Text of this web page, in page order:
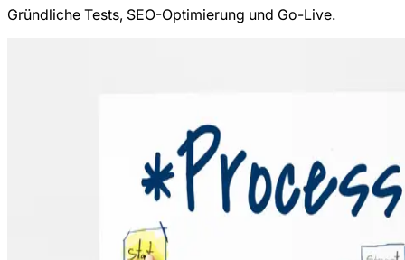
Gründliche Tests, SEO-Optimierung und Go-Live.